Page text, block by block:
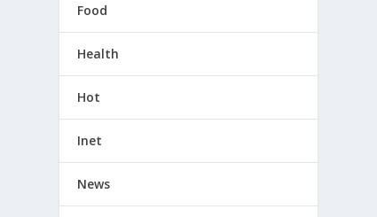
Food
Health
Hot
Inet
News